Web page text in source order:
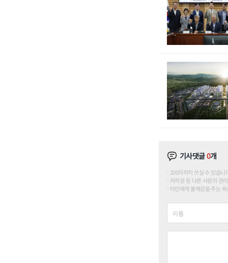
기사댓글0개
200자까지 쓰실 수 있습
저작권 등 다른 사람의 권
타인에게 불쾌감을 주는